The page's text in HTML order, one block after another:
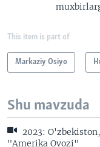
This item is part of
Markaziy Osiyo
Shu mavzuda
2023:
"Amerika Ovozi"